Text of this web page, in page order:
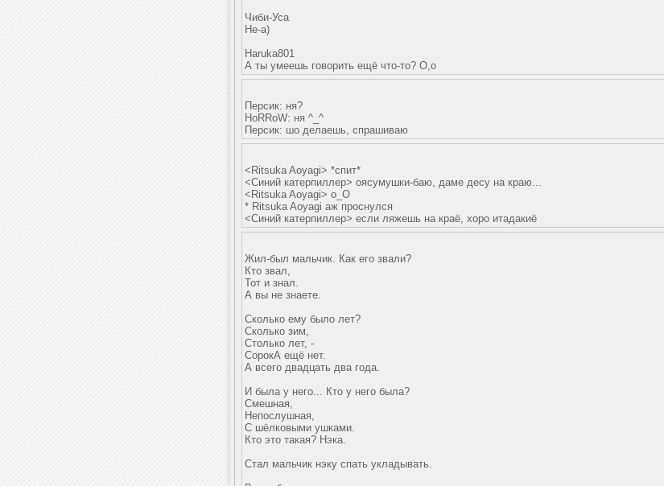
Чиби-Уса
Не-а)
Haruka801
А ты умеешь говорить ещё что-то? О,о
Персик: ня?
HoRRoW: ня ^_^
Персик: шо делаешь, спрашиваю
<Ritsuka Aoyagi> *спит*
<Синий катерпиллер> оясумушки-баю, даме десу на краю...
<Ritsuka Aoyagi> о_О
* Ritsuka Aoyagi аж проснулся
<Синий катерпиллер> если ляжешь на краё, хоро итадакиё
Жил-был мальчик. Как его звали?
Кто звал,
Тот и знал.
А вы не знаете.
Сколько ему было лет?
Сколько зим,
Столько лет, -
СорокА ещё нет.
А всего двадцать два года.
И была у него... Кто у него была?
Смешная,
Непослушная,
С шёлковыми ушками.
Кто это такая? Нэка.
Стал мальчик нэку спать укладывать.